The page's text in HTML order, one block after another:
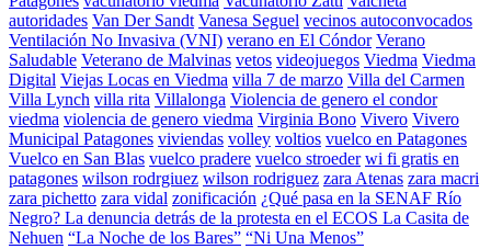
autoridades Van Der Sandt Vanesa Seguel vecinos autoconvocados
Ventilación No Invasiva (VNI) verano en El Cóndor Verano
Saludable Veterano de Malvinas vetos videojuegos Viedma Viedma
Digital Viejas Locas en Viedma villa 7 de marzo Villa del Carmen
Villa Lynch villa rita Villalonga Violencia de genero el condor
viedma violencia de genero viedma Virginia Bono Vivero Vivero
Municipal Patagones viviendas volley voltios vuelco en Patagones
Vuelco en San Blas vuelco pradere vuelco stroeder wi fi gratis en
patagones wilson rodrgiuez wilson rodriguez zara Atenas zara macri
zara pichetto zara vidal zonificación ¿Qué pasa en la SENAF Río
Negro? La denuncia detrás de la protesta en el ECOS La Casita de
Nehuen “La Noche de los Bares” “Ni Una Menos”